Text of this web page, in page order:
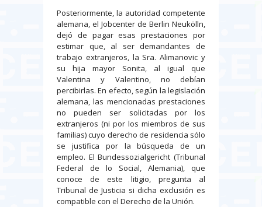
Posteriormente, la autoridad competente
alemana, el Jobcenter de Berlin Neukölln,
dejó de pagar esas prestaciones por
estimar que, al ser demandantes de
trabajo extranjeros, la Sra. Alimanovic y
su hija mayor Sonita, al igual que
Valentina y Valentino, no debían
percibirlas. En efecto, según la legislación
alemana, las mencionadas prestaciones
no pueden ser solicitadas por los
extranjeros (ni por los miembros de sus
familias) cuyo derecho de residencia sólo
se justifica por la búsqueda de un
empleo. El Bundessozialgericht (Tribunal
Federal de lo Social, Alemania), que
conoce de este litigio, pregunta al
Tribunal de Justicia si dicha exclusión es
compatible con el Derecho de la Unión.